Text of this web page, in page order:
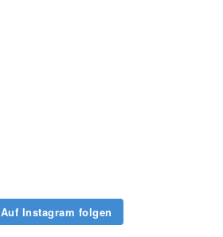
Auf Instagram folgen